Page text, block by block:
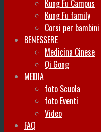
Kung Fu Campus
Kung Fu family
Corsi per bambini
BENESSERE
Medicina Cinese
Qi Gong
MEDIA
foto Scuola
foto Eventi
Video
FAQ